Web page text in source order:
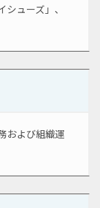
ューズ」、
および組織運